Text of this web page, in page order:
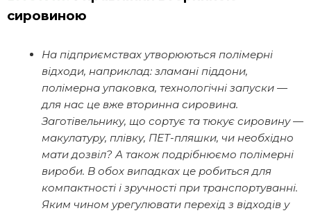
сировиною
На підприємствах утворюються полімерні
відходи, наприклад: зламані піддони,
полімерна упаковка, технологічні запуски —
для нас це вже вторинна сировина.
Заготівельнику, що сортує та тюкує сировину —
макулатуру, плівку, ПЕТ-пляшки, чи необхідно
мати дозвіл? А також подрібнюємо полімерні
вироби. В обох випадках це робиться для
компактності і зручності при транспортуванні.
Яким чином урегулювати перехід з відходів у